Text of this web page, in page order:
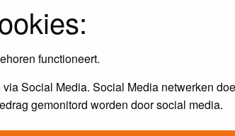
functioneert.
Social Media. Social Media netwerken
gemonitord worden door social media.